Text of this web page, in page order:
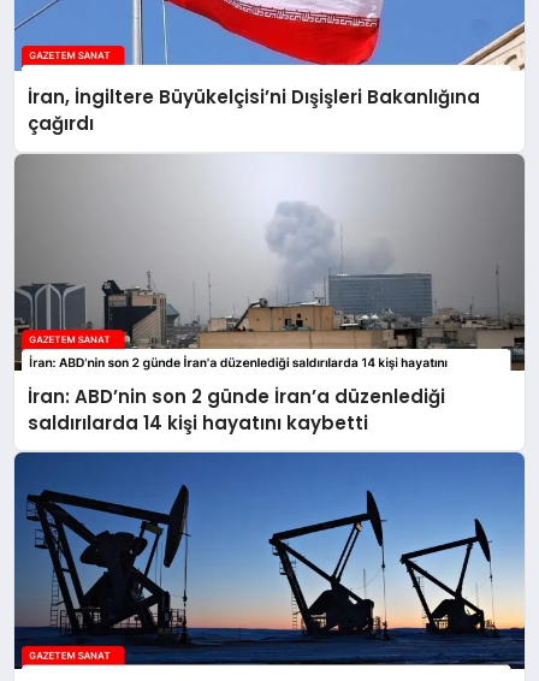
İran, İngiltere Büyükelçisi’ni Dışişleri Bakanlığına
çağırdı
İran: ABD’nin son 2 günde İran’a düzenlediği
saldırılarda 14 kişi hayatını kaybetti